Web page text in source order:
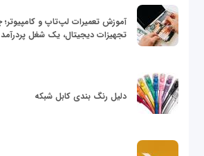
آموزش تعمیرات لپ‌تاپ و کامپیوتر؛
تجهیزات دیجیتال، یک شغل
دلیل رنگ بندی کابل شبکه